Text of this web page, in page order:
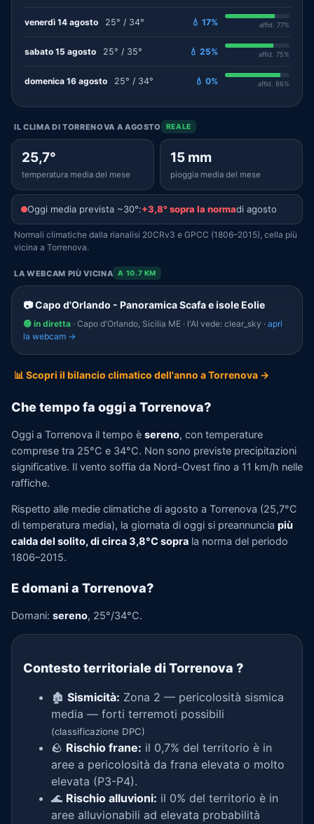
venerdì 14 agosto 25° / 34° 💧 17% affid. 77%
sabato 15 agosto 25° / 35° 💧 25% affid. 75%
domenica 16 agosto 25° / 34° 💧 0% affid. 86%
IL CLIMA DI TORRENOVA A AGOSTO REALE
25,7°
temperatura media del mese
15 mm
pioggia media del mese
Oggi media prevista ~30°:+3,8° sopra la normadi agosto
Normali climatiche dalla rianalisi 20CRv3 e GPCC (1806–2015), cella più
vicina a Torrenova.
LA WEBCAM PIÙ VICINA A 10.7 KM
📷 Capo d'Orlando - Panoramica Scafa e isole Eolie
🟢 in diretta · Capo d'Orlando, Sicilia ME · l'AI vede: clear_sky · apri
la webcam →
📊 Scopri il bilancio climatico dell'anno a Torrenova →
Che tempo fa oggi a Torrenova?
Oggi a Torrenova il tempo è sereno, con temperature
comprese tra 25°C e 34°C. Non sono previste precipitazioni
significative. Il vento soffia da Nord-Ovest fino a 11 km/h nelle
raffiche.
Rispetto alle medie climatiche di agosto a Torrenova (25,7°C
di temperatura media), la giornata di oggi si preannuncia più
calda del solito, di circa 3,8°C sopra la norma del periodo
1806–2015.
E domani a Torrenova?
Domani: sereno, 25°/34°C.
Contesto territoriale di Torrenova ?
🏚️ Sismicità: Zona 2 — pericolosità sismica
media — forti terremoti possibili
(classificazione DPC)
🪨 Rischio frane: il 0,7% del territorio è in
aree a pericolosità da frana elevata o molto
elevata (P3-P4).
🌊 Rischio alluvioni: il 0% del territorio è in
aree alluvionabili ad elevata probabilità